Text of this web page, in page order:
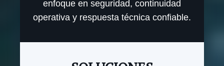
enfoque en seguridad, continuidad
operativa y respuesta técnica confiable.